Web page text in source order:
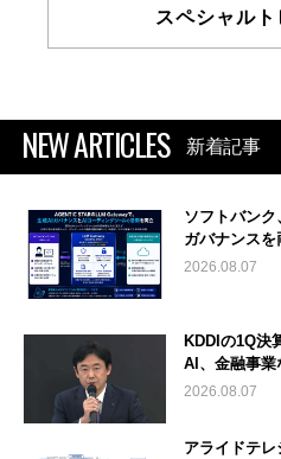
スペシャル
NEW ARTICLES 新着記事
ソフトバン
ガバナンス
2026.08.07
KDDIの1Q
AI、金融事業
2026.08.07
アライドテ